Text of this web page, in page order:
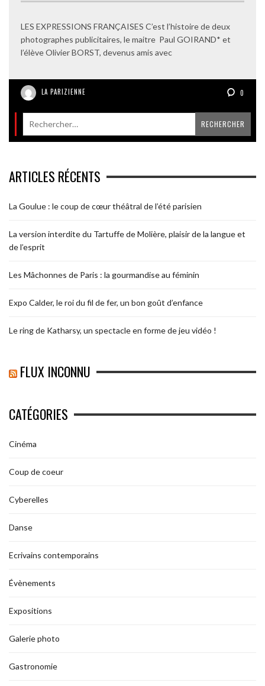
LES EXPRESSIONS FRANÇAISES C’est l’histoire de deux
photographes publicitaires, le maitre Paul GOIRAND* et
l’élève Olivier BORST, devenus amis avec
LA PARIZIENNE 0
ARTICLES RÉCENTS
La Goulue : le coup de cœur théâtral de l’été parisien
La version interdite du Tartuffe de Molière, plaisir de la langue et
de l’esprit
Les Mâchonnes de Paris : la gourmandise au féminin
Expo Calder, le roi du fil de fer, un bon goût d’enfance
Le ring de Katharsy, un spectacle en forme de jeu vidéo !
FLUX INCONNU
CATÉGORIES
Cinéma
Coup de coeur
Cyberelles
Danse
Ecrivains contemporains
Évènements
Expositions
Galerie photo
Gastronomie